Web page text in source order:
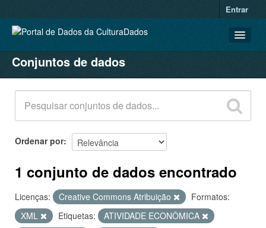
Entrar
CONJUNTOS DE DADOS
ORGANIZAÇÕES
GRUPOS
SOBRE
Conjuntos de dados
Ordenar por
1 conjunto de dados encontrado
Licenças: Creative Commons Atribuição
Formatos:
XML
Etiquetas:
ATIVIDADE ECONÔMICA